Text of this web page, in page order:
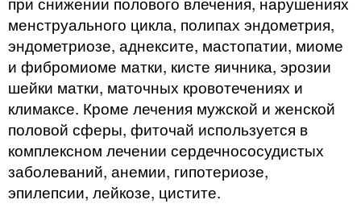
менструального цикла, полипах эндометрия,
эндометриозе, аднексите, мастопатии, миоме
и фибромиоме матки, кисте яичника, эрозии
шейки матки, маточных кровотечениях и
климаксе. Кроме лечения мужской и женской
половой сферы, фиточай используется в
комплексном лечении сердечнососудистых
заболеваний, анемии, гипотериозе,
эпилепсии, лейкозе, цистите.